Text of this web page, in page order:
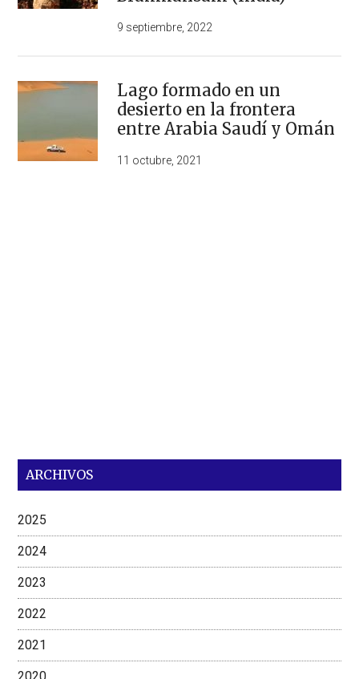
9 septiembre, 2022
Lago formado en un
desierto en la frontera
entre Arabia Saudí y Omán
11 octubre, 2021
ARCHIVOS
2025
2024
2023
2022
2021
2020